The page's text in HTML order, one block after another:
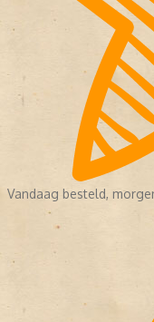
Vandaag besteld,